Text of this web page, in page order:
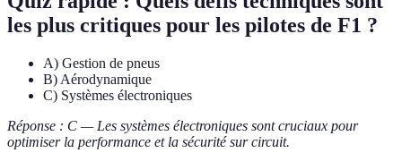
les plus critiques pour les pilotes de F1 ?
A) Gestion de pneus
B) Aérodynamique
C) Systèmes électroniques
Réponse : C — Les systèmes électroniques sont cruciaux pour
optimiser la performance et la sécurité sur circuit.